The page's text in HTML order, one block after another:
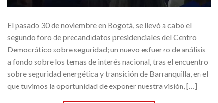
El pasado 30 de noviembre en Bogotá, se llevó a cabo el
segundo foro de precandidatos presidenciales del Centro
Democrático sobre seguridad; un nuevo esfuerzo de análisis
a fondo sobre los temas de interés nacional, tras el encuentro
sobre seguridad energética y transición de Barranquilla, en el
que tuvimos la oportunidad de exponer nuestra visión, […]